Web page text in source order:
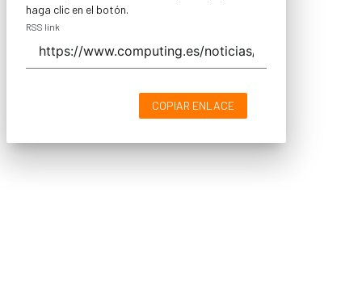
haga clic en el botón.
RSS link
COPIAR ENLACE